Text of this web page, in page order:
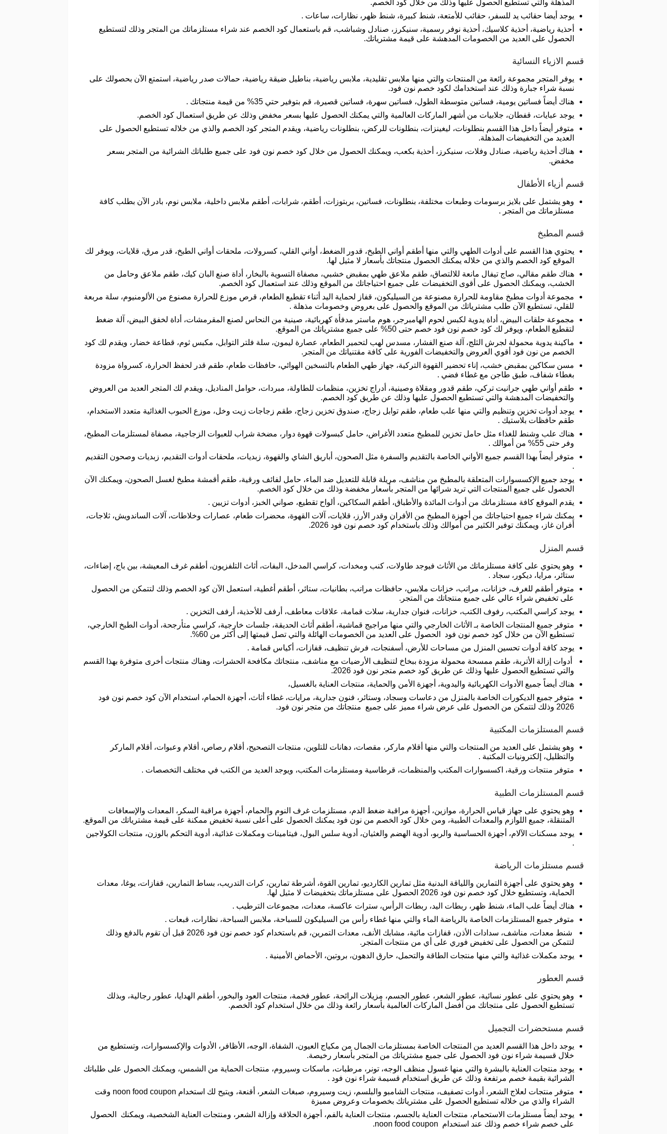
المذهلة والتي تستطيع الحصول عليها وذلك من خلال كود الخصم.
يوجد أيضا حقائب يد للسفر، حقائب للأمتعة، شنط كبيرة، شنط ظهر، نظارات، ساعات .
أحذية رياضية، أحذية كلاسيك، أحذية نوفر رسمية، سنيكرز، صنادل وشباشب، قم باستعمال كود الخصم عند شراء مستلزماتك من المتجر وذلك لتستطيع
الحصول على العديد من الخصومات المدهشة على قيمة مشترياتك.
قسم الازياء النسائية
يوفر المتجر مجموعة رائعة من المنتجات والتي منها ملابس تقليدية، ملابس رياضية، بناطيل ضيقة رياضية، حمالات صدر رياضية، استمتع الآن بحصولك على
نسبة شراء جبارة وذلك عند استخدامك لكود خصم نون فود.
هناك أيضاً فساتين يومية، فساتين متوسطة الطول، فساتين سهرة، فساتين قصيرة، قم بتوفير حتي 35% من قيمة منتجاتك .
يوجد عبايات، قفطان، جلابيات من أشهر الماركات العالمية والتي يمكنك الحصول عليها بسعر مخفض وذلك عن طريق استعمال كود الخصم.
متوفر أيضاً داخل هذا القسم بنطلونات، ليغينزات، بنطلونات للركض، بنطلونات رياضية، ويقدم المتجر كود الخصم والذي من خلاله تستطيع الحصول على
العديد من التخفيضات المذهلة.
هناك أحذية رياضية، صنادل وفلات، سنيكرز، أحذية بكعب، ويمكنك الحصول من خلال كود خصم نون فود على جميع طلباتك الشرائية من المتجر بسعر
مخفض.
قسم أزياء الأطفال
وهو يشتمل على بلايز برسومات وطبعات مختلفة، بنطلونات، فساتين، بربتوزات، أطقم، شرابات، أطقم ملابس داخلية، ملابس نوم، بادر الآن بطلب كافة
مستلزماتك من المتجر .
قسم المطبخ
يحتوي هذا القسم على أدوات الطهي والتي منها أطقم أواني الطبخ، قدور الضغط، أواني القلي، كسرولات، ملحقات أواني الطبخ، قدر مرق، قلايات، ويوفر لك
الموقع كود الخصم والذي من خلاله يمكنك الحصول منتجاتك بأسعار لا مثيل لها.
هناك طقم مقالي، صاج تيفال مانعة للالتصاق، طقم ملاعق طهي بمقبض خشبي، مصفاة التسوية بالبخار، أداة صنع البان كيك، طقم ملاعق وحامل من
الخشب، ويمكنك الحصول على أقوى التخفيضات على جميع احتياجاتك من الموقع وذلك عند استعمال كود الخصم.
مجموعة أدوات مطبخ مقاومة للحرارة مصنوعة من السيليكون، قفاز لحماية اليد أثناء تقطيع الطعام، قرص موزع للحرارة مصنوع من الألومنيوم، سلة مربعة
للقلي، تستطيع الآن طلب مشترياتك من الموقع والحصول على بعروض وخصومات مذهلة .
مجموعة حلقات البيض، أداة يدوية لكبس لحوم الهامبرجر، هوم ماستر مدفأة كهربائية، صينية من النحاس لصنع المقرمشات، أداة لخفق البيض، آلة ضغط
لتقطيع الطعام، ويوفر لك كود خصم نون فود خصم حتى 50% على جميع مشترياتك من الموقع.
ماكينة يدوية محمولة لجرش الثلج، آلة صنع الفشار، مسدس لهب لتحمير الطعام، عصارة ليمون، سلة فلتر التوابل، مكبس ثوم، قطاعة خضار، ويقدم لك كود
الخصم من نون فود أقوي العروض والتخفيضات الفورية على كافة مقتنياتك من المتجر.
مسن سكاكين بمقبض خشب، إناء تحضير القهوة التركية، جهاز طهي الطعام بالتسخين الهوائي، حافظات طعام، طقم قدر لحفظ الحرارة، كسرواة مزودة
بغطاء شفاف، طبق طاجن مع غطاء فضي .
طقم أواني طهي جرانيت تركي، طقم قدور ومقلاة وصينية، أدراج تخزين، منظمات للطاولة، مبردات، حوامل المناديل، ويقدم لك المتجر العديد من العروض
والتخفيضات المدهشة والتي تستطيع الحصول عليها وذلك عن طريق كود الخصم.
يوجد أدوات تخزين وتنظيم والتي منها علب طعام، طقم توابل زجاج، صندوق تخزين زجاج، طقم زجاجات زيت وخل، موزع الحبوب الغذائية متعدد الاستخدام،
طقم حافظات بلاستيك .
هناك علب وشنط للغذاء مثل حامل تخزين للمطبخ متعدد الأغراض، حامل كبسولات قهوة دوار، مضخة شراب للعبوات الزجاجية، مصفاة لمستلزمات المطبخ،
وفر حتى 55% من أموالك .
متوفر أيضاً بهذا القسم جميع الأواني الخاصة بالتقديم والسفرة مثل الصحون، أباريق الشاي والقهوة، زبديات، ملحقات أدوات التقديم، زبديات وصحون التقديم
.
يوجد جميع الإكسسوارات المتعلقة بالمطبخ من مناشف، مريلة قابلة للتعديل ضد الماء، حامل لفائف ورقية، طقم أقمشة مطبخ لغسل الصحون، ويمكنك الآن
الحصول على جميع المنتجات التي تريد شرائها من المتجر بأسعار مخفضة وذلك من خلال كود الخصم.
يقدم الموقع كافة مستلزماتك من أدوات المائدة والأطباق، أطقم السكاكين، ألواح تقطيع، صواني الخبز، أدوات تزيين .
يمكنك شراء جميع احتياجاتك من أجهزة المطبخ من الأفران وقدر الأرز، قلايات، آلات القهوة، محضرات طعام، عصارات وخلاطات، آلات الساندويش، ثلاجات،
أفران غاز، ويمكنك توفير الكثير من أموالك وذلك باستخدام كود خصم نون فود 2026.
قسم المنزل
وهو يحتوي على كافة مستلزماتك من الأثاث فيوجد طاولات، كنب ومخدات، كراسي المدخل، البفات، أثاث التلفزيون، أطقم غرف المعيشة، بين باج، إضاءات،
ستائر، مرايا، ديكور، سجاد .
متوفر أطقم للغرف، خزانات، مراتب، خزانات ملابس، حافظات مراتب، بطانيات، ستائر، أطقم أغطية، استعمل الآن كود الخصم وذلك لتتمكن من الحصول
على تخفيض شراء عالي على جميع منتجاتك من المتجر.
يوجد كراسي المكتب، رفوف الكتب، خزانات، فنوان جدارية، سلات قمامة، علاقات معاطف، أرفف للأحذية، أرفف التخزين .
متوفر جميع المنتجات الخاصة بـ الأثاث الخارجي والتي منها مراجيج قماشية، أطقم أثاث الحديقة، جلسات خارجية، كراسي متأرجحة، أدوات الطبخ الخارجي،
تستطيع الآن من خلال كود خصم نون فود الحصول على العديد من الخصومات الهائلة والتي تصل قيمتها إلى أكثر من 60%.
يوجد كافة أدوات تحسين المنزل من مساحات للأرض، أسفنجات، فرش تنظيف، قفازات، أكياس قمامة .
أدوات إزالة الأتربة، طقم ممسحة محمولة مزودة ببخاخ لتنظيف الأرضيات مع مناشف، منتجاتك مكافحة الحشرات، وهناك منتجات أخرى متوفرة بهذا القسم
والتي تستطيع الحصول عليها وذلك عن طريق كود خصم متجر نون فود 2026.
هناك أيضاً جميع الأدوات الكهربائية واليدوية، أجهزة الأمن والحماية، منتجات العناية بالغسيل،
متوفر جميع الديكورات الخاصة بالمنزل من دعاسات وسجاد، وستائر، فنون جدارية، مرايات، غطاء أثاث، أجهزة الحمام، استخدام الآن كود خصم نون فود
2026 وذلك لتتمكن من الحصول على عرض شراء مميز على جميع منتجاتك من متجر نون فود.
قسم المستلزمات المكتبية
وهو يشتمل على العديد من المنتجات والتي منها أقلام ماركر، مقصات، دهانات للتلوين، منتجات التصحيح، أقلام رصاص، أقلام وعبوات، أقلام الماركر
والتظليل، إلكترونيات المكتبة .
متوفر منتجات ورقية، اكسسوارات المكتب والمنظمات، قرطاسية ومستلزمات المكتب، ويوجد العديد من الكتب في مختلف التخصصات .
قسم المستلزمات الطبية
وهو يحتوي على جهاز قياس الحرارة، موازين، أجهزة مراقبة ضغط الدم، مستلزمات غرف النوم والحمام، أجهزة مراقبة السكر، المعدات والإسعافات
المتنقلة، جميع اللوازم والمعدات الطبية، ومن خلال كود الخصم من نون فود يمكنك الحصول على أعلى نسبة تخفيض ممكنة على قيمة مشترياتك من الموقع.
يوجد مسكنات الآلام، أجهزة الحساسية والربو، أدوية الهضم والغثيان، أدوية سلس البول، فيتامينات ومكملات غذائية، أدوية التحكم بالوزن، منتجات الكولاجين
.
قسم مستلزمات الرياضة
وهو يحتوي على أجهزة التمارين واللياقة البدنية مثل تمارين الكارديو، تمارين القوة، أشرطة تمارين، كرات التدريب، بساط التمارين، قفازات، يوغا، معدات
الحماية، وتستطيع خلال كود خصم نون فود 2026 الحصول على مستلزماتك بتخفيضات لا مثيل لها.
هناك أيضاً علب الماء، شنط ظهر، ربطات اليد، ربطات الرأس، سترات عاكسة، معدات، مجموعات الترطيب .
متوفر جميع المستلزمات الخاصة بالرياضة الماء والتي منها غطاء رأس من السيليكون للسباحة، ملابس السباحة، نظارات، قبعات .
شنط معدات، مناشف، سدادات الأذن، قفازات مائية، مشابك الأنف، معدات التمرين، قم باستخدام كود خصم نون فود 2026 قبل أن تقوم بالدفع وذلك
لتتمكن من الحصول على تخفيض فوري على أي من منتجات المتجر.
يوجد مكملات غذائية والتي منها منتجات الطاقة والتحمل، حارق الدهون، بروتين، الأحماض الأمينية .
قسم العطور
وهو يحتوي على عطور نسائية، عطور الشعر، عطور الجسم، مزيلات الرائحة، عطور فخمة، منتجات العود والبخور، أطقم الهدايا، عطور رجالية، وبذلك
تستطيع الحصول على منتجاتك من أفضل الماركات العالمية بأسعار رائعة وذلك من خلال استخدام كود الخصم.
قسم مستحضرات التجميل
يوجد داخل هذا القسم العديد من المنتجات الخاصة بمستلزمات الجمال من مكياج العيون، الشفاة، الوجه، الأظافر، الأدوات والإكسسوارات، وتستطيع من
خلال قسيمة شراء نون فود الحصول على جميع مشترياتك من المتجر بأسعار رخيصة.
يوجد منتجات العناية بالبشرة والتي منها غسول منظف الوجه، تونر، مرطبات، ماسكات وسيروم، منتجات الحماية من الشمس، ويمكنك الحصول على طلباتك
الشرائية بقيمة خصم مرتفعة وذلك عن طريق استخدام قسيمة شراء نون فود .
متوفر منتجات لعلاج الشعر، أدوات تصفيف، منتجات الشامبو والبلسم، زيت وسيروم، صبغات الشعر، أقنعة، ويتيح لك استخدام noon food coupon وقت
الشراء والذي من خلاله تستطيع الحصول على مشترياتك بخصومات وعروض مميزة
يوجد أيضاً مستلزمات الاستحمام، منتجات العناية بالجسم، منتجات العناية بالفم، أجهزة الحلاقة وإزالة الشعر، ومنتجات العناية الشخصية، ويمكنك الحصول
على خصم شراء خصم وذلك عند استخدام noon food coupon.